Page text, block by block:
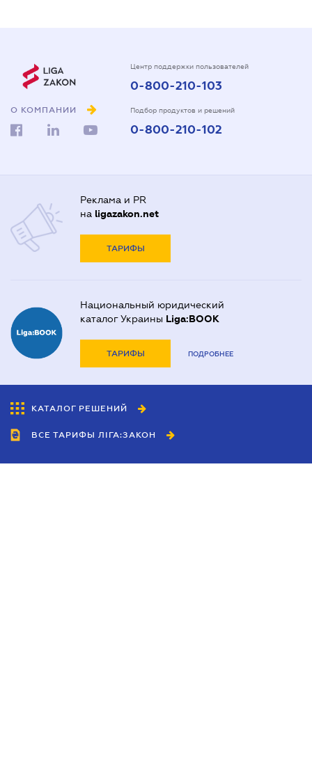
О КОМПАНИИ
Центр поддержки пользователей
0-800-210-103
Подбор продуктов и решений
0-800-210-102
Реклама и PR
на ligazakon.net
ТАРИФЫ
Национальный юридический
каталог Украины Liga:BOOK
ТАРИФЫ ПОДРОБНЕЕ
КАТАЛОГ РЕШЕНИЙ
ВСЕ ТАРИФЫ ЛІГА:ЗАКОН